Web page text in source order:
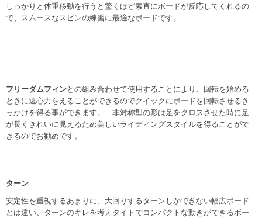
しっかりと体重移動を行うと驚くほど素直にボードが反応してくれるの
で、スムースなスピンの練習に最適なボードです。
フリーダムフィンとの組み合わせて使用することにより、回転を始める
ときに遠心力をえることができるのでクイックにボードを回転させるき
っかけを得る事ができます。 非対称型の形は足をクロスさせた時に足
が長くきれいに見えるため美しいライディングスタイルを得ることがで
きるのでお勧めです。
ターン
安定性を重視するあまりに、大回りするターンしかできない幅広ボード
とは違い、ターンのキレを考えタイトでコンパクトな動きができるボー